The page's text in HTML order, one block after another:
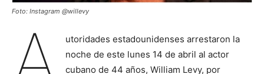
Foto: Instagram @willevy
utoridades estadounidenses arrestaron la
noche de este lunes 14 de abril al actor
cubano de 44 años, William Levy, por